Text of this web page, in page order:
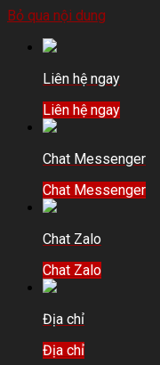
Bỏ qua nội dung
Liên hệ ngay
Liên hệ ngay
Chat Messenger
Chat Messenger
Chat Zalo
Chat Zalo
Địa chỉ
Địa chỉ